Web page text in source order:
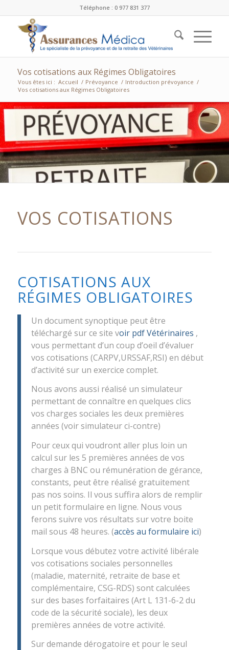
Téléphone : 0 977 831 377
Vos cotisations aux Régimes Obligatoires
Vous êtes ici : Accueil / Prévoyance / Introduction prévoyance /
Vos cotisations aux Régimes Obligatoires
VOS COTISATIONS
COTISATIONS AUX
RÉGIMES OBLIGATOIRES
Un document synoptique peut être
téléchargé sur ce site voir pdf Vétérinaires ,
vous permettant d’un coup d’oeil d’évaluer
vos cotisations (CARPV,URSSAF,RSI) en début
d’activité sur un exercice complet.
Nous avons aussi réalisé un simulateur
permettant de connaître en quelques clics
vos charges sociales les deux premières
années (voir simulateur ci-contre)
Pour ceux qui voudront aller plus loin un
calcul sur les 5 premières années de vos
charges à BNC ou rémunération de gérance,
constants, peut être réalisé gratuitement
pas nos soins. Il vous suffira alors de remplir
un petit formulaire en ligne. Nous vous
ferons suivre vos résultats sur votre boite
mail sous 48 heures. (accès au formulaire ici)
Lorsque vous débutez votre activité libérale
vos cotisations sociales personnelles
(maladie, maternité, retraite de base et
complémentaire, CSG-RDS) sont calculées
sur des bases forfaitaires (Art L 131-6-2 du
code de la sécurité sociale), les deux
premières années de votre activité.
Sur demande dérogatoire et pour le seul